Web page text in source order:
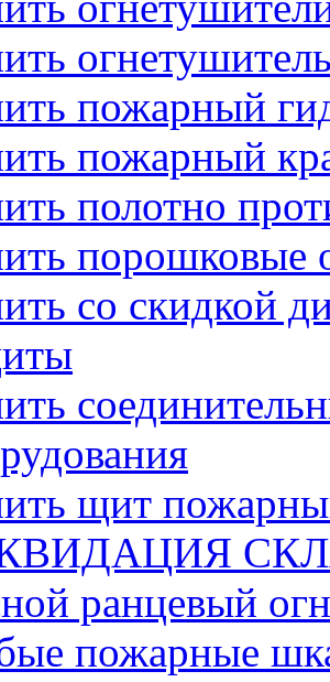
пожарный
пожарный
полотно
порошковые
со скидкой
щит
ранцевый
пожарные